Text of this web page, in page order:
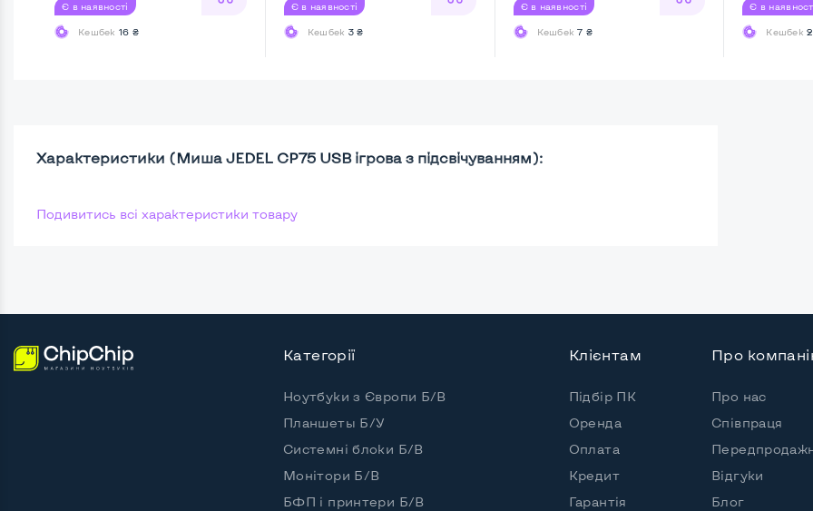
Є в наявності
Кешбек 16 ₴
Є в наявності
Кешбек 3 ₴
Є в наявності
Кешбек7 ₴
Є в
Кешбек
Характеристики (Миша JEDEL CP75 USB ігрова з підсвічуванням):
Подивитись всі характеристики товару
Категорії
Ноутбуки з Європи Б/В
Планшеты Б/У
Системні блоки Б/В
Монітори Б/В
БФП і принтери Б/В
Клієнтам
Підбір ПК
Оренда
Оплата
Кредит
Гарантія
Про
Про нас
Співпраця
Відгуки
Блог